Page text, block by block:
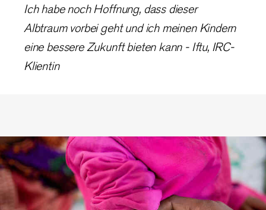
Ich habe noch Hoffnung, dass dieser
Albtraum vorbei geht und ich meinen Kindern
eine bessere Zukunft bieten kann - Iftu, IRC-
Klientin